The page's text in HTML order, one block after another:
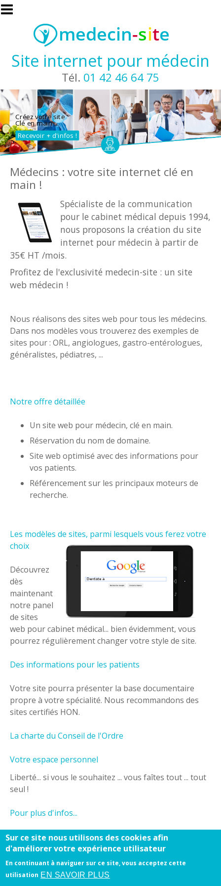
Aller au contenu principal
Site internet pour médecin
Tél. 01 42 46 64 75
Créez votre site
Clé en main ...
Recevoir + d'infos !
Médecins : votre site internet clé en
main !
Spécialiste de la communication
pour le cabinet médical depuis 1994,
nous proposons la création du site
internet pour médecin à partir de
35€ HT /mois.
Profitez de l'exclusivité medecin-site : un site
web médecin !
Nous réalisons des sites web pour tous les médecins.
Dans nos modèles vous trouverez des exemples de
sites pour : ORL, angiologues, gastro-entérologues,
généralistes, pédiatres, ...
Notre offre détaillée
Un site web pour médecin, clé en main.
Réservation du nom de domaine.
Site web optimisé avec des informations pour
vos patients.
Référencement sur les principaux moteurs de
recherche.
Les modèles de sites, parmi lesquels vous ferez votre
choix
Découvrez
dès
maintenant
notre panel
de sites
web pour cabinet médical... bien évidemment, vous
pourrez régulièrement changer votre style de site.
Des informations pour les patients
Votre site pourra présenter la base documentaire
propre à votre spécialité. Nous recommandons des
sites certifiés HON.
La charte du Conseil de l'Ordre
Votre espace personnel
Liberté... si vous le souhaitez ... vous faîtes tout ... tout
seul !
Pour plus d'infos...
Contactez nous au01 42 46 64 75!
Sur ce site nous utilisons des cookies afin
d'améliorer votre expérience utilisateur
En continuant à naviguer sur ce site, vous acceptez cette
utilisation EN SAVOIR PLUS